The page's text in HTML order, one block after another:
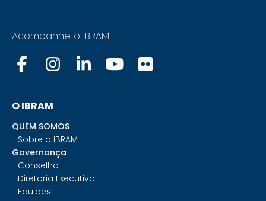
Acompanhe o IBRAM
O IBRAM
QUEM SOMOS
Sobre o IBRAM
Governança
Conselho
Diretoria Executiva
Equipes